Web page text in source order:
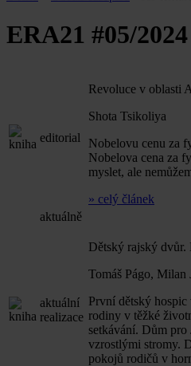
ERA21 #05/2024
editorial
Revoluce v oblasti
Shota Tsikoliya
Nobelovu cenu za
Nobelova cena za
myslet, ale
» celý článek
aktuálně
aktuální
realizace
Dětský rajský
Tomáš Págo,
První dětský
rodiny v těžké
setkávání. Dům
vzrostlými stromy.
pokojů rodičů v